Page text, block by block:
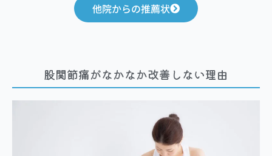
他院からの推薦状
股関節痛がなかなか改善しない理由